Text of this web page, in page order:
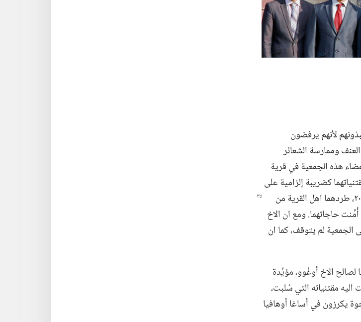
لأنهم يرفضون
وممارسة الشعائر
تشرين الثاني (‏نوفمبر)‏ ٢٠٠٥،‏ اقتحم اعضاء هذه الجمعية في قرية
كضريبة إلزامية على
سوى الثياب التي يرتديانها.‏ ثم في عام ٢٠٠٦،‏ طردهما اهل القرية من
حاجاتهما.‏ ومع ان الاخ
الجمعية لم يتوقف،‏ كما ان
ولاية أبِيا لصالح الاخ أوغْوو،‏ مؤيِّدة
مقتنياته التي سُلبت،‏
يكرزون في أساغا أوهافيا